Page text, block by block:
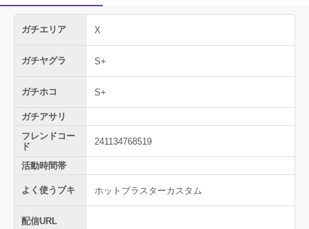
ガチエリア X
ガチヤグラ S+
ガチホコ S+
ガチアサリ
フレンドコー
ド
241134768519
活動時間帯
よく使うブキ ホットブラスターカスタム
配信URL